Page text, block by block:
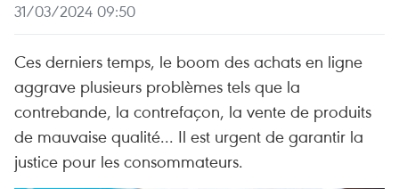
31/03/2024 09:50
Ces derniers temps, le boom des achats en ligne
aggrave plusieurs problèmes tels que la
contrebande, la contrefaçon, la vente de produits
de mauvaise qualité... Il est urgent de garantir la
justice pour les consommateurs.